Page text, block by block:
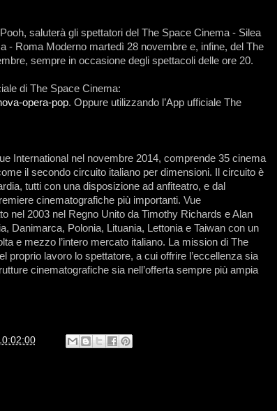
saluterà gli spettatori del The Space Cinema - Silea
- Roma Moderno martedì 28 novembre e, infine, del The
sempre in occasione degli spettacoli delle ore 20.
di The Space Cinema:
opera-pop. Oppure utilizzando l’App ufficiale The
International nel novembre 2014, comprende 35 cinema
il secondo circuito italiano per dimensioni. Il circuito è
tutti con una disposizione ad anfiteatro, e dal
cinematografiche più importanti. Vue
nel 2003 nel Regno Unito da Timothy Richards e Alan
Danimarca, Polonia, Lituania, Lettonia e Taiwan con un
e mezzo l’intero mercato italiano. La mission di The
proprio lavoro lo spettatore, a cui offrire l’eccellenza sia
cinematografiche sia nell’offerta sempre più ampia